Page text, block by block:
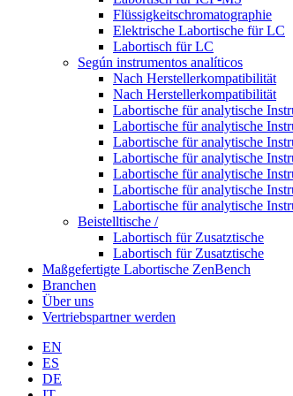
Flüssigkeitschromatographie
Elektrische Labortische für LC
Labortisch für LC
Según instrumentos analíticos
Nach Herstellerkompatibilität
Nach Herstellerkompatibilität
Labortische für analytische
Labortische für analytische
Labortische für analytische
Labortische für analytische
Labortische für analytische
Labortische für analytische
Labortische für analytische
Beistelltische /
Labortisch für Zusatztische
Labortisch für Zusatztische
Maßgefertigte Labortische ZenBench
Branchen
Über uns
Vertriebspartner werden
EN
ES
DE